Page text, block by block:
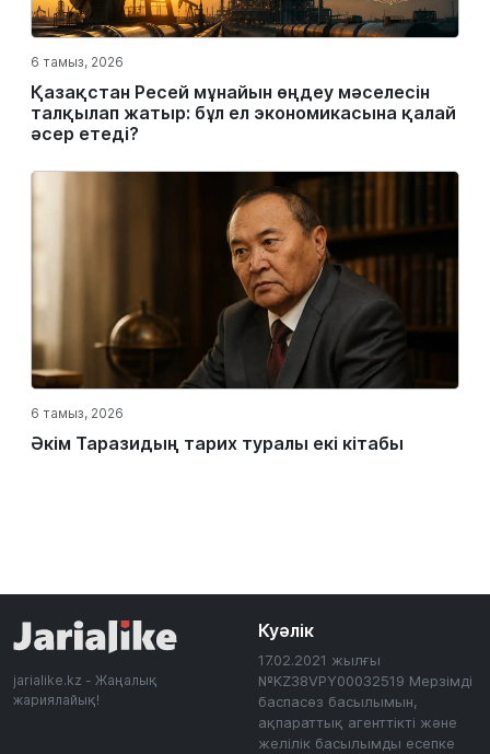
6 тамыз, 2026
Қазақстан Ресей мұнайын өңдеу мәселесін
талқылап жатыр: бұл ел экономикасына қалай
әсер етеді?
6 тамыз, 2026
Әкім Таразидың тарих туралы екі кітабы
jarialike.kz - Жаңалық
жариялайық!
Куәлік
17.02.2021 жылғы
№KZ38VPY00032519 Мерзімді
баспасөз басылымын,
ақпараттық агенттікті және
желілік басылымды есепке